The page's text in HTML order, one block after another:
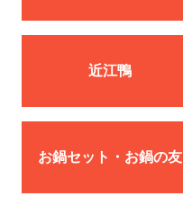
近江鴨
お鍋セット・お鍋の友